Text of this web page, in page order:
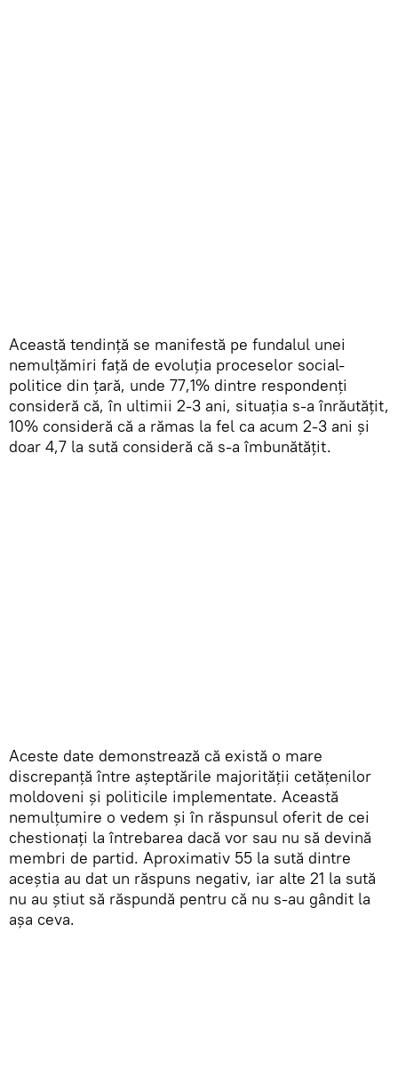
Această tendință se manifestă pe fundalul unei
nemulțămiri față de evoluția proceselor social-
politice din țară, unde 77,1% dintre respondenți
consideră că, în ultimii 2-3 ani, situația s-a înrăutățit,
10% consideră că a rămas la fel ca acum 2-3 ani și
doar 4,7 la sută consideră că s-a îmbunătățit.
Aceste date demonstrează că există o mare
discrepanță între așteptările majorității cetățenilor
moldoveni și politicile implementate. Această
nemulțumire o vedem și în răspunsul oferit de cei
chestionați la întrebarea dacă vor sau nu să devină
membri de partid. Aproximativ 55 la sută dintre
aceștia au dat un răspuns negativ, iar alte 21 la sută
nu au știut să răspundă pentru că nu s-au gândit la
așa ceva.